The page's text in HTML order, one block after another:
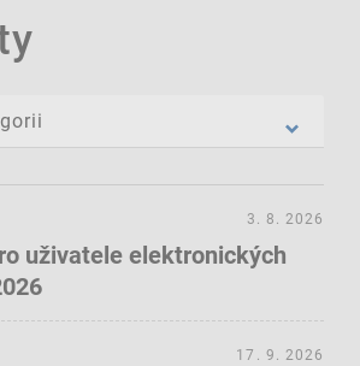
uživatele elektronických
3. 8. 2026
17. 9. 2026